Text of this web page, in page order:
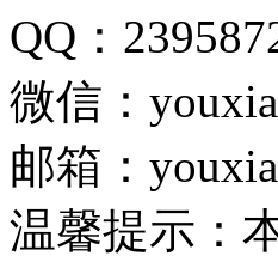
QQ：
微信：
邮箱：
温馨提示：